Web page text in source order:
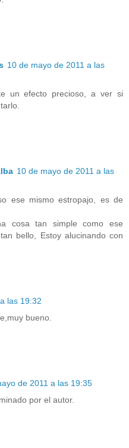
10 de mayo de 2011 a las
un efecto precioso, a ver si
10 de mayo de 2011 a las
ese mismo estropajo, es de
cosa tan simple como ese
bello, Estoy alucinando con
las 19:32
bueno.
de 2011 a las 19:35
por el autor.